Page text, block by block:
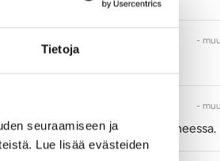
Tietoja
seuraamiseen ja
Lue lisää evästeiden
-
-
juttu, että sen voi pestä koneessa.